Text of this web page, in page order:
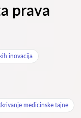
prava
inovacija
medicinske tajne